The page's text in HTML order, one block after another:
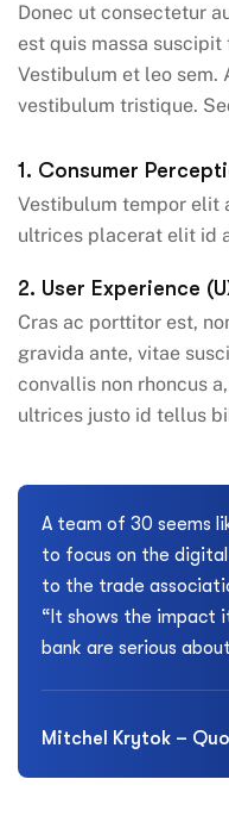
Donec ut consectetur
est quis massa
Vestibulum et leo sem.
vestibulum tristique.
1. Consumer
Vestibulum tempor elit
ultrices placerat elit id
2. User Experience
Cras ac porttitor est,
gravida ante, vitae
convallis non rhoncus
ultrices justo id tellus
A team of 30 seems
to focus on the digital
to the trade
“It shows the impact
bank are serious
Mitchel Krytok –